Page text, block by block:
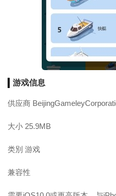
游戏信息
供应商
大小 25.9MB
类別 游戏
兼容性